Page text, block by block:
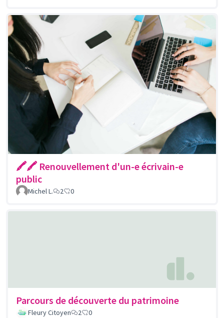
🖍🖍 Renouvellement d'un-e écrivain-e
public
Michel L. 2 0
Parcours de découverte du patrimoine
Fleury Citoyen 2 0